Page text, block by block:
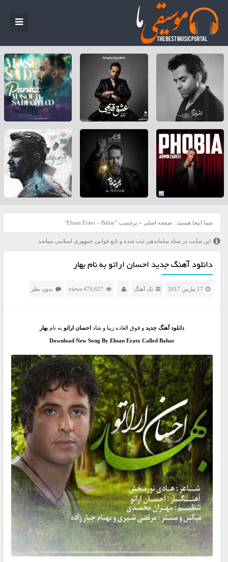
شما اینجا هستید : صفحه اصلی » برچسب "Ehsan Erato – Bahar"
این سایت در ستاد ساماندهی ثبت شده و تابع قوانین جمهوری اسلامی میباشد
دانلود آهنگ جدید احسان اراتو به نام بهار
17 مارس 2017 تک آهنگ 470,627 views بدون نظر
دانلود آهنگ جدیدو فوق العاده زیبا و شاد احسان اراتو به نام بهار
Download New Song By Ehsan Erato Called Bahar